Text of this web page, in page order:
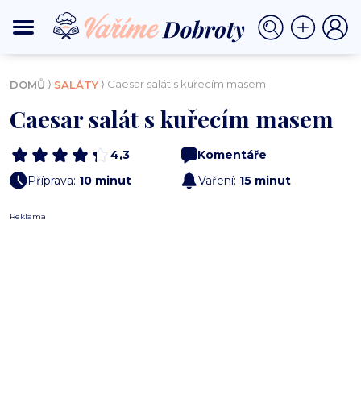
DOMŮ ⟩ SALÁTY ⟩ Caesar salát s kuřecím masem
Caesar salát s kuřecím masem
4,3
Komentáře
Příprava: 10 minut Vaření: 15 minut
Reklama